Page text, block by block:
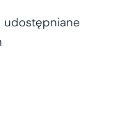
udostępniane